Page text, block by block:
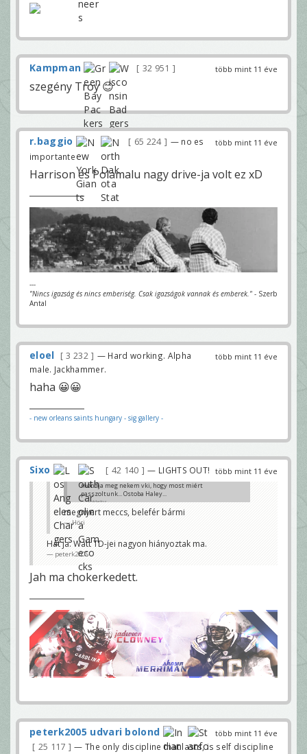
több mint 11 éve
Kampman 32 951
szegény Troy 😊
több mint 11 éve
r.baggio 65 224
— no es
importante
Harrison és Polamalu nagy drive-ja volt ez xD
---
"Nincs igazság és nincs emberiség. Csak igazságok vannak és emberek." - Szerb
Antal
több mint 11 éve
eloel 3 232
— Hard working. Alpha
male. Jackhammer.
haha 😀😀
- new orleans saints hungary - sig gallery -
több mint 11 éve
Sixo 42 140 — LIGHTS OUT!
mondja meg nekem vki, hogy most miért
passzoltunk... Ostoba Haley...
Soldados
megnyert meccs, belefér bármi
Höri
Hát ja. Watt TD-jei nagyon hiányoztak ma.
peterk2005
Jah ma chokerkedett.
több mint 11 éve
peterk2005 udvari bolond
25 117 — The only discipline that lasts, is self discipline